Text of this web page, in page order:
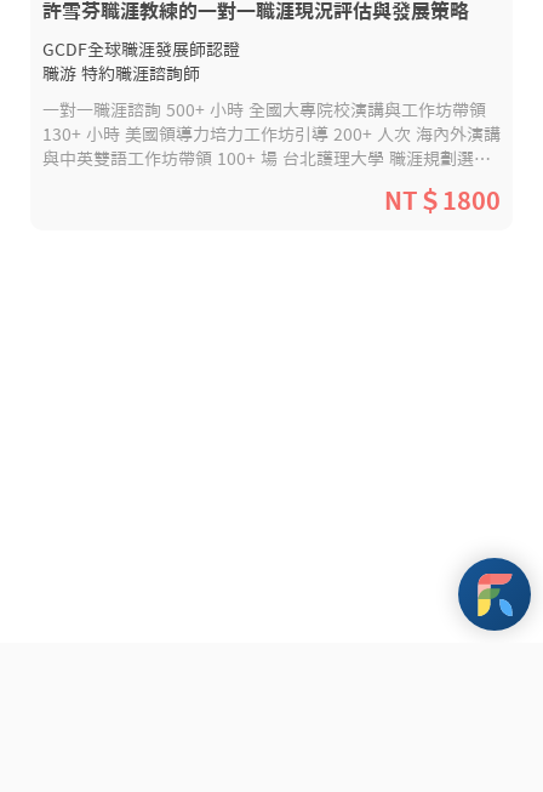
許雪芬職涯教練的一對一職涯現況評估與發展策略
GCDF全球職涯發展師認證
職游 特約職涯諮詢師
一對一職涯諮詢 500+ 小時 全國大專院校演講與工作坊帶領
130+ 小時 美國領導力培力工作坊引導 200+ 人次 海內外演講
與中英雙語工作坊帶領 100+ 場 台北護理大學 職涯規劃選修
職涯講師 CNC 職涯導航諮詢師認證 台灣 / 美國 / 巴西 產官學
NT＄1800